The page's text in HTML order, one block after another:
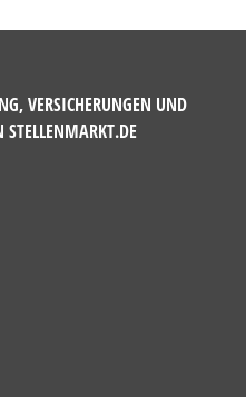
VERSICHERUNGEN UND
STELLENMARKT.DE